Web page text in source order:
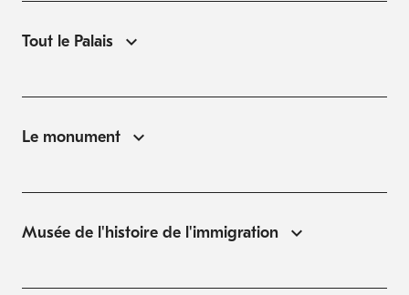
Tout le Palais
Le monument
Musée de l'histoire de l'immigration